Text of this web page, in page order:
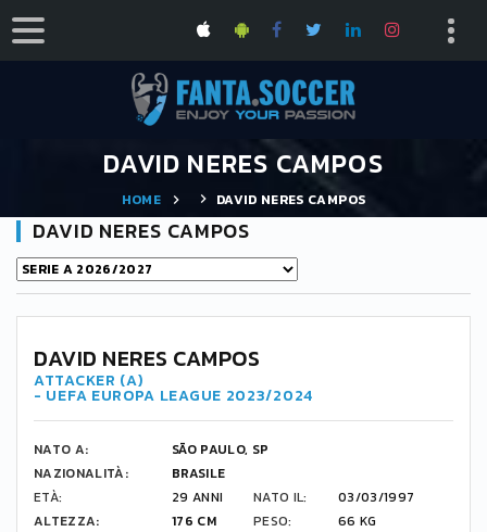
DAVID NERES CAMPOS
HOME DAVID NERES CAMPOS
DAVID NERES CAMPOS
7
DAVID NERES CAMPOS
ATTACKER (A)
- UEFA EUROPA LEAGUE 2023/2024
NATO A:
SÃO PAULO, SP
NAZIONALITÀ:
BRASILE
ETÀ:
29 ANNI NATO IL:
03/03/1997
ALTEZZA:
176 CM PESO: 66 KG